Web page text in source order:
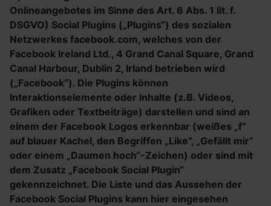
Onlineangebotes im Sinne des Art. 6 Abs. 1 lit. f.
DSGVO) Social Plugins („Plugins“) des sozialen
Netzwerkes facebook.com, welches von der
Facebook Ireland Ltd., 4 Grand Canal Square, Grand
Canal Harbour, Dublin 2, Irland betrieben wird
(„Facebook“). Die Plugins können
Interaktionselemente oder Inhalte (z.B. Videos,
Grafiken oder Textbeiträge) darstellen und sind an
einem der Facebook Logos erkennbar (weißes „f“
auf blauer Kachel, den Begriffen „Like“, „Gefällt mir“
oder einem „Daumen hoch“-Zeichen) oder sind mit
dem Zusatz „Facebook Social Plugin“
gekennzeichnet. Die Liste und das Aussehen der
Facebook Social Plugins kann hier eingesehen